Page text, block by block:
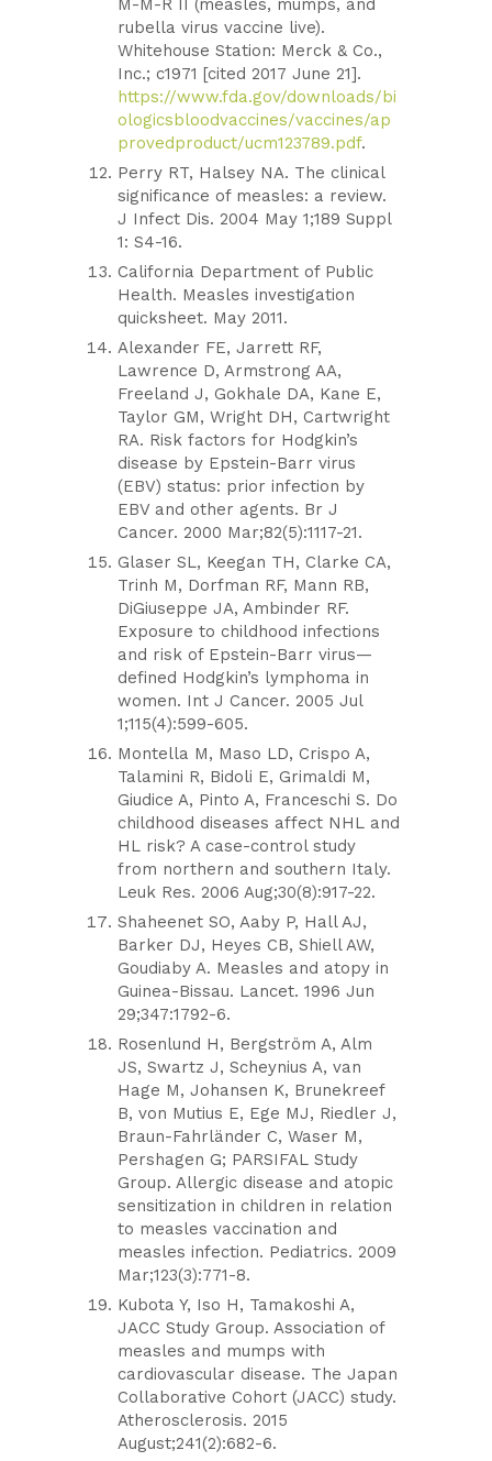
rubella virus vaccine live).
Whitehouse Station: Merck & Co.,
Inc.; c1971 [cited 2017 June 21].
https://www.fda.gov/downloads/bi
ologicsbloodvaccines/vaccines/ap
provedproduct/ucm123789.pdf.
Perry RT, Halsey NA. The clinical
significance of measles: a review.
J Infect Dis. 2004 May 1;189 Suppl
1: S4-16.
California Department of Public
Health. Measles investigation
quicksheet. May 2011.
Alexander FE, Jarrett RF,
Lawrence D, Armstrong AA,
Freeland J, Gokhale DA, Kane E,
Taylor GM, Wright DH, Cartwright
RA. Risk factors for Hodgkin’s
disease by Epstein-Barr virus
(EBV) status: prior infection by
EBV and other agents. Br J
Cancer. 2000 Mar;82(5):1117-21.
Glaser SL, Keegan TH, Clarke CA,
Trinh M, Dorfman RF, Mann RB,
DiGiuseppe JA, Ambinder RF.
Exposure to childhood infections
and risk of Epstein-Barr virus—
defined Hodgkin’s lymphoma in
women. Int J Cancer. 2005 Jul
1;115(4):599-605.
Montella M, Maso LD, Crispo A,
Talamini R, Bidoli E, Grimaldi M,
Giudice A, Pinto A, Franceschi S. Do
childhood diseases affect NHL and
HL risk? A case-control study
from northern and southern Italy.
Leuk Res. 2006 Aug;30(8):917-22.
Shaheenet SO, Aaby P, Hall AJ,
Barker DJ, Heyes CB, Shiell AW,
Goudiaby A. Measles and atopy in
Guinea-Bissau. Lancet. 1996 Jun
29;347:1792-6.
Rosenlund H, Bergström A, Alm
JS, Swartz J, Scheynius A, van
Hage M, Johansen K, Brunekreef
B, von Mutius E, Ege MJ, Riedler J,
Braun-Fahrländer C, Waser M,
Pershagen G; PARSIFAL Study
Group. Allergic disease and atopic
sensitization in children in relation
to measles vaccination and
measles infection. Pediatrics. 2009
Mar;123(3):771-8.
Kubota Y, Iso H, Tamakoshi A,
JACC Study Group. Association of
measles and mumps with
cardiovascular disease. The Japan
Collaborative Cohort (JACC) study.
Atherosclerosis. 2015
August;241(2):682-6.